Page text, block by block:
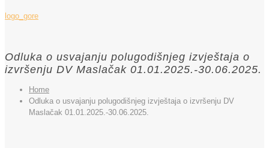
Odluka o usvajanju polugodišnjeg izvještaja o
izvršenju DV Maslačak 01.01.2025.-30.06.2025.
Home
Odluka o usvajanju polugodišnjeg izvještaja o izvršenju DV
Maslačak 01.01.2025.-30.06.2025.